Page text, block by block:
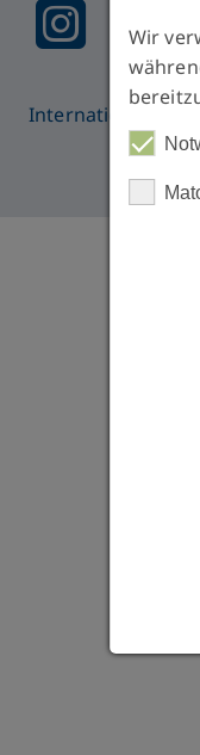
International
Wir